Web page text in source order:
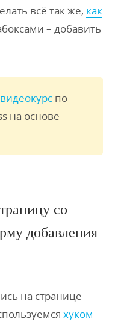
всё так же, как
– добавить
по
на основе
со
добавления
на странице
хуком